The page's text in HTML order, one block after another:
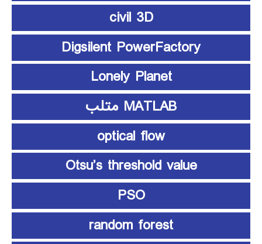
civil 3D
Digsilent PowerFactory
Lonely Planet
MATLAB متلب
optical flow
Otsu’s threshold value
PSO
random forest